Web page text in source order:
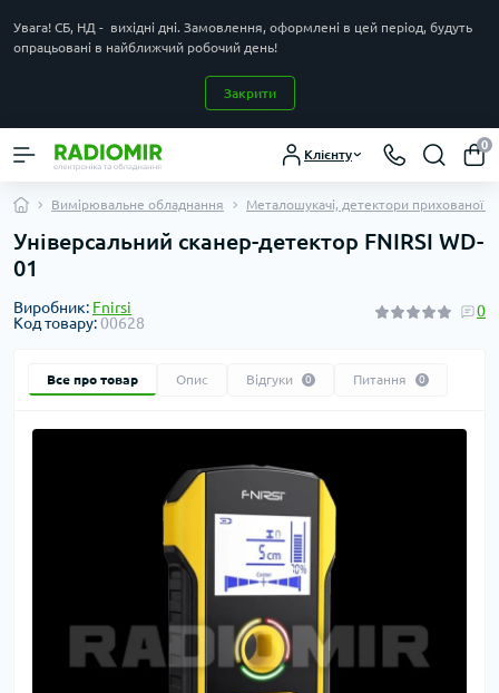
Увага! СБ, НД - вихідні дні. Замовлення, оформлені в цей період, будуть
опрацьовані в найближчий робочий день!
Закрити
Клієнту
0
Вимірювальне обладнання Металошукачі, детектори прихованої
Універсальний сканер-детектор FNIRSI WD-
01
Виробник: Fnirsi
Код товару:00628
0
Все про товар Опис Відгуки 0 Питання 0